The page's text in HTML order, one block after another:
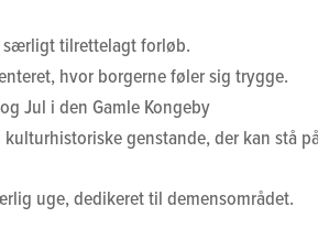
særligt tilrettelagt forløb.
hvor borgerne føler sig trygge.
Jul i den Gamle Kongeby
genstande, der kan stå
uge, dedikeret til demensområdet.